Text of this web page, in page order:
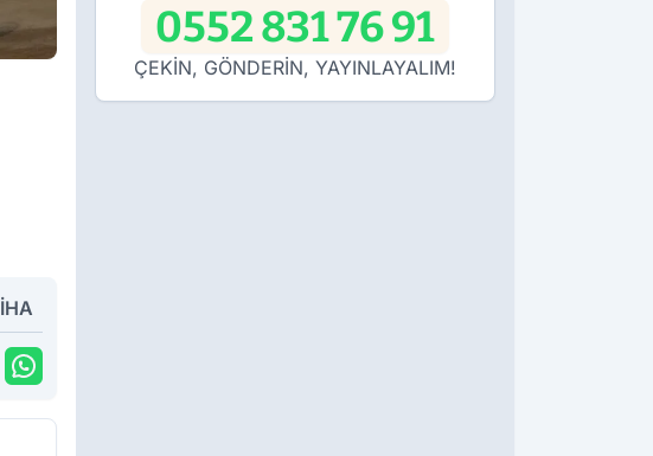
İHA
0552 831 76 91
ÇEKİN, GÖNDERİN, YAYINLAYALIM!